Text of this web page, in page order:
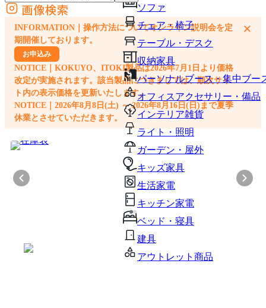
ソファ
チェア・椅子
テーブル・デスク
収納家具
パーソナルブース・集中ブー
オフィスアクセサリー・備品
インテリア雑貨
ライト・照明
ガーデン・屋外
キッズ家具
生活家電
キッチン家電
ベッド・寝具
建具
アウトレット商品
外部サイトの商品をカートに追加
他のサイトで見つけた商品ページのURLを貼り付けて、カートに追加できます
画像検索
INFORMATION｜操作方法についてオンライン説明会を定
期開催しております。
お申込み
NOTICE｜KOKUYO、ITOKI製品は2026年7月1日より価格
改定が実施されます。該当製品につきましては、順次サイ
ト内の表示価格を更新いたします。
NOTICE｜2026年8月8日(土) ～ 2026年8月16日(日)まで夏季
休業とさせていただきます。
×